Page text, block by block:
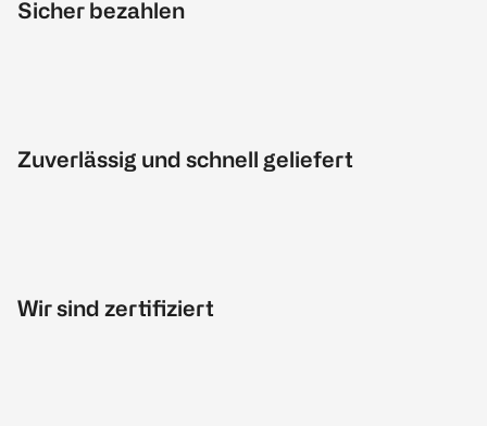
Sicher bezahlen
Zuverlässig und schnell geliefert
Wir sind zertifiziert